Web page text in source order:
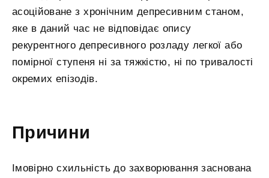
асоційоване з хронічним депресивним станом,
яке в даний час не відповідає опису
рекурентного депресивного розладу легкої або
помірної ступеня ні за тяжкістю, ні по тривалості
окремих епізодів.
Причини
Імовірно схильність до захворювання заснована